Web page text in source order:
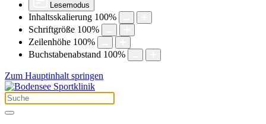
Lesemodus
Inhaltsskalierung 100%
Schriftgröße 100%
Zeilenhöhe 100%
Buchstabenabstand 100%
Zum Hauptinhalt springen